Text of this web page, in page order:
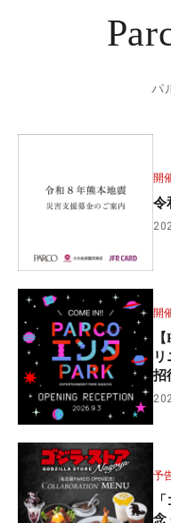
パ
開
令
開
招
予
念